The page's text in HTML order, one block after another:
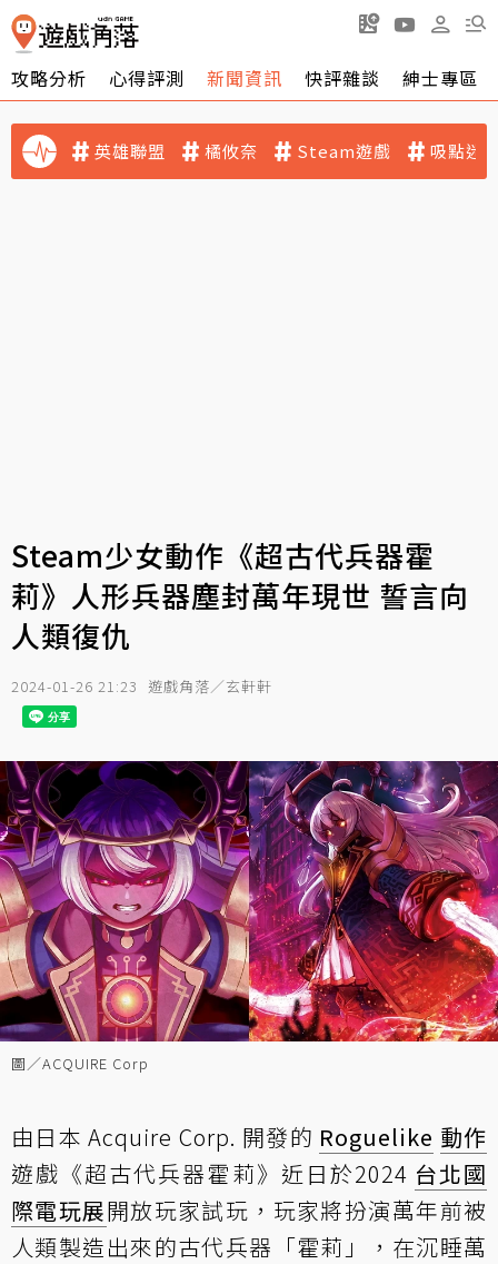
攻略分析 心得評測 新聞資訊 快評雜談 紳士專區
英雄聯盟 橘攸奈 Steam遊戲 吸點迷
Steam少女動作《超古代兵器霍
莉》人形兵器塵封萬年現世 誓言向
人類復仇
2024-01-26 21:23 遊戲角落／玄軒軒
圖／ACQUIRE Corp
由日本 Acquire Corp. 開發的 Roguelike 動作
遊戲《超古代兵器霍莉》近日於2024 台北國
際電玩展開放玩家試玩，玩家將扮演萬年前被
人類製造出來的古代兵器「霍莉」，在沉睡萬